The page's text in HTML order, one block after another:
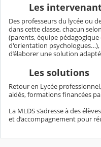
Les
Des professeurs du lycée ou
dans cette classe, chacun
(parents, équipe
d'orientation psychologues…),
d’élaborer une solution
Les solutions
Retour en Lycée
aidés, formations financées
La MLDS s’adresse à des
et d’accompagnement pour